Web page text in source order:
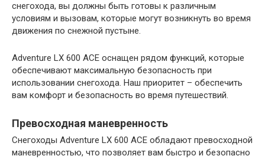
снегохода, вы должны быть готовы к различным
условиям и вызовам, которые могут возникнуть во время
движения по снежной пустыне.
Adventure LX 600 ACE оснащен рядом функций, которые
обеспечивают максимальную безопасность при
использовании снегохода. Наш приоритет – обеспечить
вам комфорт и безопасность во время путешествий.
Превосходная маневренность
Снегоходы Adventure LX 600 ACE обладают превосходной
маневренностью, что позволяет вам быстро и безопасно